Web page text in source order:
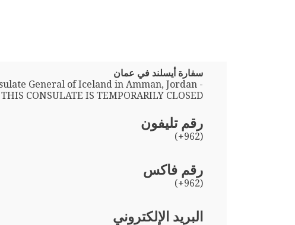
سفارة أيسلند في عمان
General of Iceland in Amman, Jordan -
THIS CONSULATE IS TEMPORARILY CLOSED -
رقم تليفون
(+962)
رقم فاكس
(+962)
البريد الإلكتروني